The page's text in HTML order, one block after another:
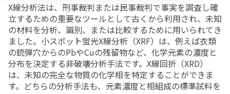
X線分析法は、刑事裁判または民事裁判で事実を調査し確
立するための重要なツールとして古くから利用され、未知
の材料を分析、識別、または比較するために用いられてき
ました。小スポット蛍光X線分析（XRF）は、例えば衣類
の銃弾穴からのPbやCuの残留物など、化学元素の濃度と
分布を決定する非破壊分析手法です。X線回折（XRD）
は、未知の完全な物質の化学相を特定することができま
す。どちらの分析手法も、元素濃度と相組成の標準試料を